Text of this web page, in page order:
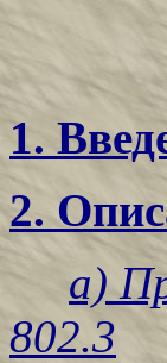
1.
2.
а)
802.3